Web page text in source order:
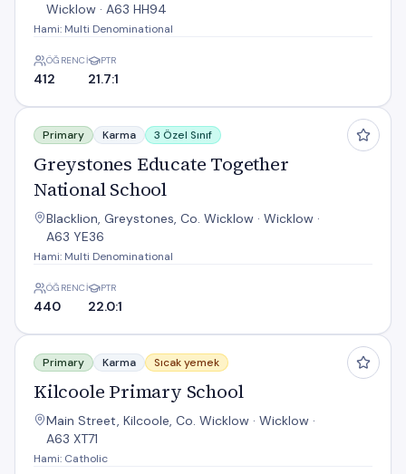
Wicklow · A63 HH94
Hami: Multi Denominational
ÖĞRENCI
412
PTR
21.7:1
Greystones Educate Together National School
Primary Karma 3 Özel Sınıf
Greystones Educate Together
National School
Blacklion, Greystones, Co. Wicklow · Wicklow ·
A63 YE36
Hami: Multi Denominational
ÖĞRENCI
440
PTR
22.0:1
Kilcoole Primary School
Primary Karma Sıcak yemek
Kilcoole Primary School
Main Street, Kilcoole, Co. Wicklow · Wicklow ·
A63 XT71
Hami: Catholic